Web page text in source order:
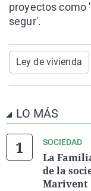
proyectos como
segur'.
Ley de vivienda
LO MÁS
SOCIEDAD
La
de la
Marivent